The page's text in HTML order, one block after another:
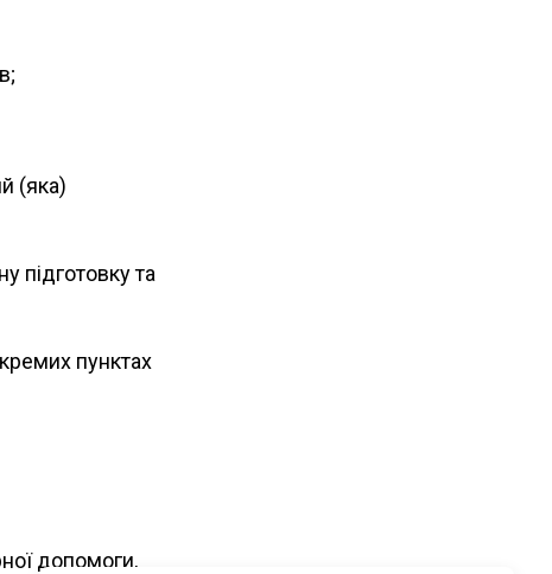
(яка)
підготовку та
пунктах
допомоги,